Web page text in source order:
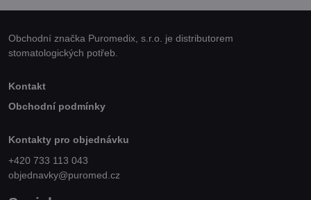
Obchodní značka Puromedix, s.r.o. je distributorem
stomatologických potřeb.
Kontakt
Obchodní podmínky
Kontakty pro objednávku
+420 733 113 043
objednavky@puromed.cz